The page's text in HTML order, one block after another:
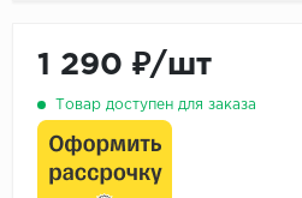
1 290 ₽/шт
Товар доступен для заказа